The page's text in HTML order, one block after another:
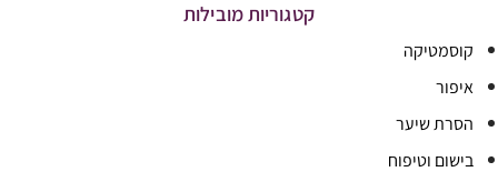
קטגוריות מובילות
קוסמטיקה
איפור
הסרת שיער
בישום וטיפוח